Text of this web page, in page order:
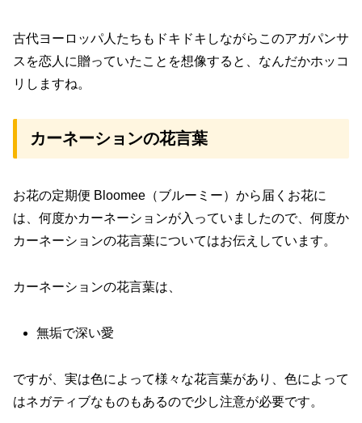
古代ヨーロッパ人たちもドキドキしながらこのアガパンサ
スを恋人に贈っていたことを想像すると、なんだかホッコ
リしますね。
カーネーションの花言葉
お花の定期便 Bloomee（ブルーミー）から届くお花に
は、何度かカーネーションが入っていましたので、何度か
カーネーションの花言葉についてはお伝えしています。
カーネーションの花言葉は、
無垢で深い愛
ですが、実は色によって様々な花言葉があり、色によって
はネガティブなものもあるので少し注意が必要です。